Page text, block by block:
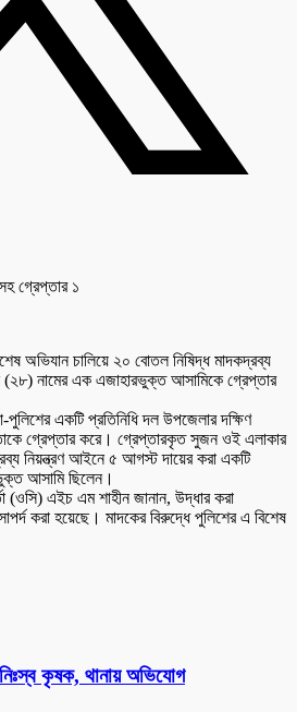
অভিযান চালিয়ে ২০ বোতল নিষিদ্ধ মাদকদ্রব্য
নামের এক এজাহারভুক্ত আসামিকে গ্রেপ্তার
পুলিশের একটি প্রতিনিধি দল উপজেলার দক্ষিণ
তাকে গ্রেপ্তার করে। গ্রেপ্তারকৃত সুজন ওই এলাকার
নিয়ন্ত্রণ আইনে ৫ আগস্ট দায়ের করা একটি
আসামি ছিলেন।
(ওসি) এইচ এম শাহীন জানান, উদ্ধার করা
করা হয়েছে। মাদকের বিরুদ্ধে পুলিশের এ বিশেষ
কৃষক, থানায় অভিযোগ